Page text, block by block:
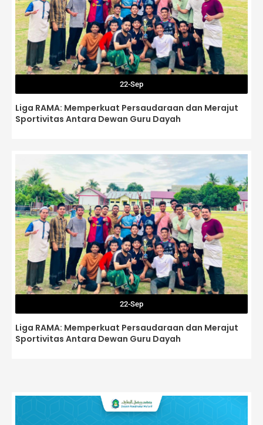
22-Sep
Liga RAMA: Memperkuat Persaudaraan dan Merajut
Sportivitas Antara Dewan Guru Dayah
22-Sep
Liga RAMA: Memperkuat Persaudaraan dan Merajut
Sportivitas Antara Dewan Guru Dayah